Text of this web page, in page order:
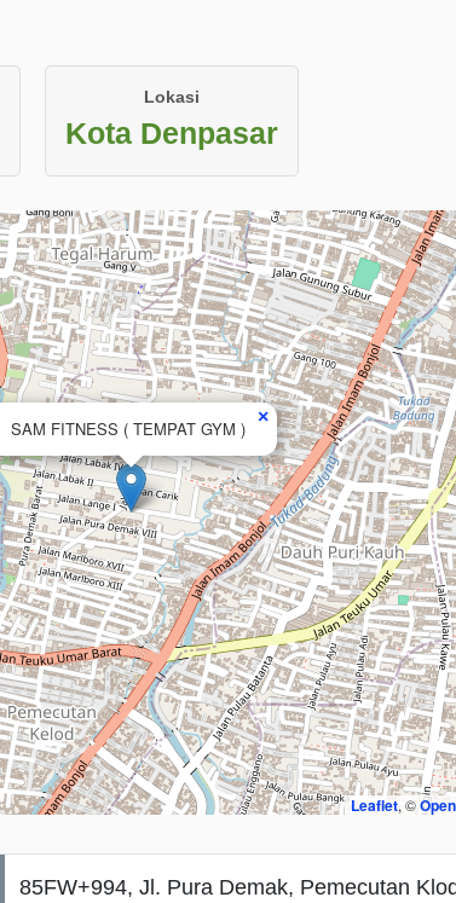
Lokasi
Kota Denpasar
SAM FITNESS ( TEMPAT GYM )
×
Leaflet, ©
85FW+994, Jl. Pura Demak, Pemecutan